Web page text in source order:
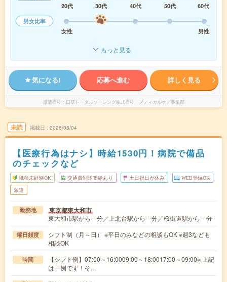
20代
30代 40代 50代
60代
男女比率
女性
男性
もっと見る
気になる! 応募へ進む 詳しく見る
派遣会社 日研トータルソーシング株式会社 メディカルケア事業部
未読 掲載日 2026/08/04
【医療行為はナシ】時給1530円！病院で備品
のチェックなど
職種未経験OK 交通費別途支給あり 土日祝日が休み WEB登録OK
派遣
勤務地 東京都東大和市
東大和市駅から---分／上北台駅から---分／桜街道駅から---分
曜日頻度
シフト制（月～日） ※平日のみなどの相談もOK ※週3なども
相談OK
時間
【シフト例】07:00～16:0009:00～18:0017:00～09:00※ 上記
は一例です！そ…